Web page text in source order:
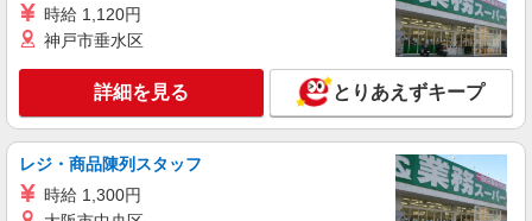
株式会社ミライエ
介護付有料ホーム/介護スタッフ
時給：1,650円〜1,700円 フルシフト可能な介
護福祉士：1,700円 □月収例 時給1,700円、日勤帯
週5日勤務、介護福祉士の場合 時給1,700円×168時
間＝285,600円 ※上記は介護福祉士保有者の場
合 ※初任者研修（旧ヘルパー2級）や実務者も歓
迎！ ※資格、経験年数、派遣先によって金額変動
千葉県流山市 南流山駅
キープ 詳細を見る
時給 1,120円
神戸市垂水区
詳細を見る とりあえずキープ
レジ・商品陳列スタッフ
時給 1,300円